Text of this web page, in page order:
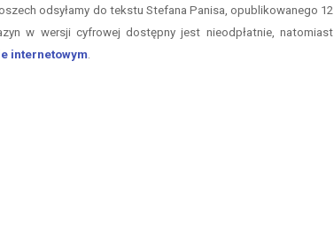
odsyłamy do tekstu Stefana Panisa, opublikowanego 12
w wersji cyfrowej dostępny jest nieodpłatnie, natomiast
internetowym